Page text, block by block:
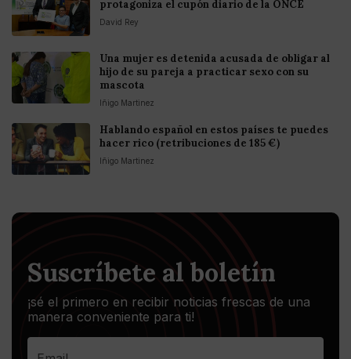
protagoniza el cupón diario de la ONCE
David Rey
Una mujer es detenida acusada de obligar al
hijo de su pareja a practicar sexo con su
mascota
Iñigo Martinez
Hablando español en estos países te puedes
hacer rico (retribuciones de 185 €)
Iñigo Martinez
Suscríbete al boletín
¡sé el primero en recibir noticias frescas de una
manera conveniente para ti!